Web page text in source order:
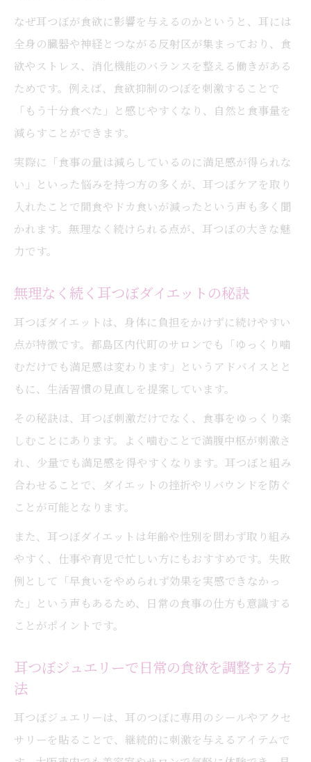
なぜ耳つぼが食欲に影響を与えるのかというと、耳には
全身の臓器や神経とつながる反射区が集まっており、食
欲やストレス、消化機能のバランスを整える働きがある
ためです。例えば、食欲抑制のつぼを刺激することで
「もう十分食べた」と感じやすくなり、自然と食事量を
減らすことができます。
実際に「食事の量は減らしているのに満足感が得られな
い」といった悩みを持つ方の多くが、耳つぼケアを取り
入れたことで間食やドカ食いが減ったという声も多く聞
かれます。無理なく続けられる点が、耳つぼの大きな魅
力です。
無理なく続く耳つぼダイエットの秘訣
耳つぼダイエットは、身体に負担をかけずに続けやすい
点が特徴です。都島区内代町のサロンでも「ゆっくり噛
むだけでも満足感は変わります」というアドバイスとと
もに、生活習慣の見直しを提案しています。
その秘訣は、耳つぼ刺激だけでなく、食事をゆっくり楽
しむことにあります。よく噛むことで満腹中枢が刺激さ
れ、少量でも満足感を得やすくなります。耳つぼと組み
合わせることで、ダイエットの挫折やリバウンドを防ぐ
ことが可能となります。
また、耳つぼダイエットは年齢や性別を問わず取り組み
やすく、仕事や育児で忙しい方にもおすすめです。失敗
例として「早食いをやめられず効果を実感できなかっ
た」という声もあるため、日常の食事の仕方も意識する
ことがポイントです。
耳つぼジュエリーで日常の食欲を調整する方
法
耳つぼジュエリーは、耳のつぼに専用のシールやアクセ
サリーを貼ることで、継続的に刺激を与えるアイテムで